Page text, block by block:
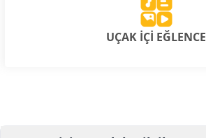
UÇAK İÇİ EĞLENCE